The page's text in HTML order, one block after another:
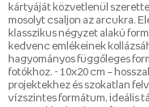
kártyáját közvetlenül
mosolyt csaljon az arcukra.
klasszikus négyzet alakú
kedvenc emlékeinek
hagyományos függőleges
fotókhoz. - 10x20 cm –
projektekhez és szokatlan
vízszintes formátum, ideális